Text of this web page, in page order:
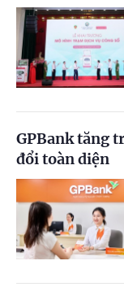
GPBank tăng
đổi toàn diện